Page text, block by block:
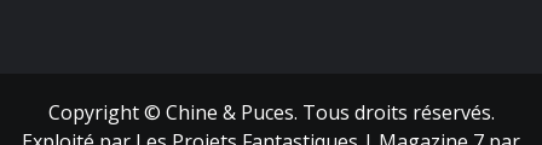
Copyright © Chine & Puces. Tous droits réservés.